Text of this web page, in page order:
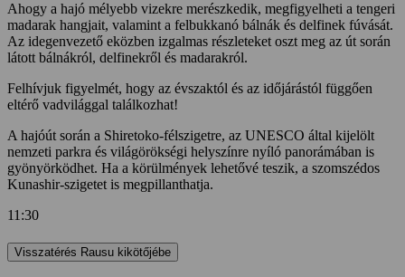
Ahogy a hajó mélyebb vizekre merészkedik, megfigyelheti a tengeri
madarak hangjait, valamint a felbukkanó bálnák és delfinek fúvását.
Az idegenvezető eközben izgalmas részleteket oszt meg az út során
látott bálnákról, delfinekről és madarakról.
Felhívjuk figyelmét, hogy az évszaktól és az időjárástól függően
eltérő vadvilággal találkozhat!
A hajóút során a Shiretoko-félszigetre, az UNESCO által kijelölt
nemzeti parkra és világörökségi helyszínre nyíló panorámában is
gyönyörködhet. Ha a körülmények lehetővé teszik, a szomszédos
Kunashir-szigetet is megpillanthatja.
11:30
Visszatérés Rausu kikötőjébe